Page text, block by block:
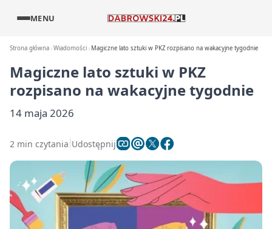
MENU
Strona główna Wiadomości Magiczne lato sztuki w PKZ rozpisano na wakacyjne tygodnie
Magiczne lato sztuki w PKZ
rozpisano na wakacyjne tygodnie
14 maja 2026
2 min czytania Udostępnij